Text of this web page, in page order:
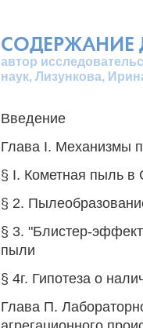
СОДЕРЖАНИЕ
автор
наук, Лизункова,
Введение
Глава I. Механизмы
§ I. Кометная пыль в
§ 2.
§ 3. "Блистер-
пыли
§ 4г. Гипотеза о
Глава П.